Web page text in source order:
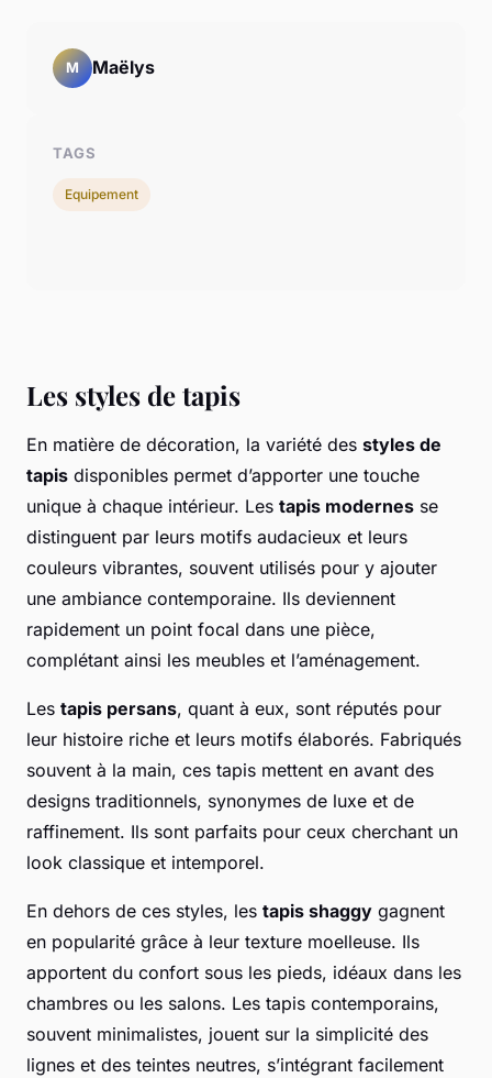
Les styles de tapis
En matière de décoration, la variété des styles de
tapis disponibles permet d’apporter une touche
unique à chaque intérieur. Les tapis modernes se
distinguent par leurs motifs audacieux et leurs
couleurs vibrantes, souvent utilisés pour y ajouter
une ambiance contemporaine. Ils deviennent
rapidement un point focal dans une pièce,
complétant ainsi les meubles et l’aménagement.
Les tapis persans, quant à eux, sont réputés pour
leur histoire riche et leurs motifs élaborés. Fabriqués
souvent à la main, ces tapis mettent en avant des
designs traditionnels, synonymes de luxe et de
raffinement. Ils sont parfaits pour ceux cherchant un
look classique et intemporel.
En dehors de ces styles, les tapis shaggy gagnent
en popularité grâce à leur texture moelleuse. Ils
apportent du confort sous les pieds, idéaux dans les
chambres ou les salons. Les tapis contemporains,
souvent minimalistes, jouent sur la simplicité des
lignes et des teintes neutres, s’intégrant facilement
M Maëlys
TAGS
Equipement